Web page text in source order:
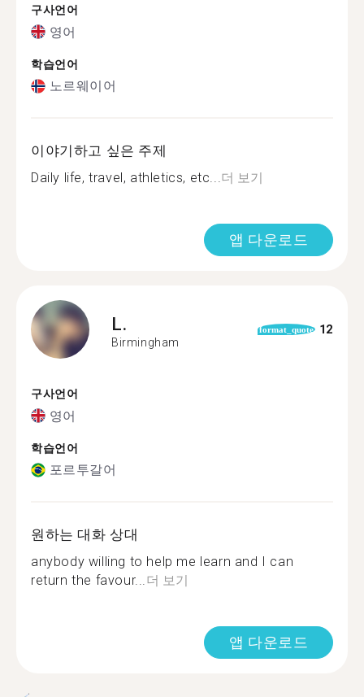
구사언어
영어
학습언어
노르웨이어
이야기하고 싶은 주제
Daily life, travel, athletics, etc...더 보기
앱 다운로드
L.
Birmingham
format_quote 12
구사언어
영어
학습언어
포르투갈어
원하는 대화 상대
anybody willing to help me learn and I can
return the favour...더 보기
앱 다운로드